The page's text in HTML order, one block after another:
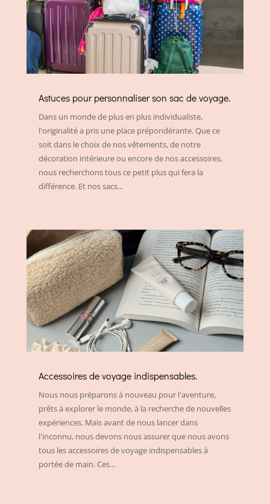
Astuces pour personnaliser son sac de voyage.
Dans un monde de plus en plus individualiste,
l'originalité a pris une place prépondérante. Que ce
soit dans le choix de nos vêtements, de notre
décoration intérieure ou encore de nos accessoires,
nous recherchons tous ce petit plus qui fera la
différence. Et nos sacs...
Accessoires de voyage indispensables.
Nous nous préparons à nouveau pour l'aventure,
prêts à explorer le monde, à la recherche de nouvelles
expériences. Mais avant de nous lancer dans
l'inconnu, nous devons nous assurer que nous avons
tous les accessoires de voyage indispensables à
portée de main. Ces...